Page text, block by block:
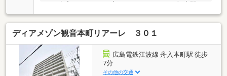
で徒歩約7分で通勤や通学も便利です。最上階のお部
屋で開放的でゆとりのある生活が送れそう。バルコニ
ーからは、福山の街並みが見渡せます。お陽さまの光
とさわやかな風をたっぷりとりこめ、室内がいつも明
るく、気持ちの良い朝を迎えられます。気持ちも明る
くなりそうですね。
ディアメゾン観音本町リアーレ ３０１
広島電鉄江波線 舟入本町駅 徒歩
7分
その他の交通